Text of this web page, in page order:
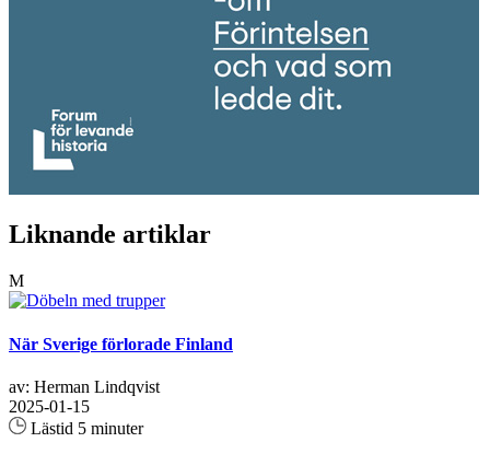
Liknande artiklar
M
När Sverige förlorade Finland
av: Herman Lindqvist
2025-01-15
Lästid 5 minuter